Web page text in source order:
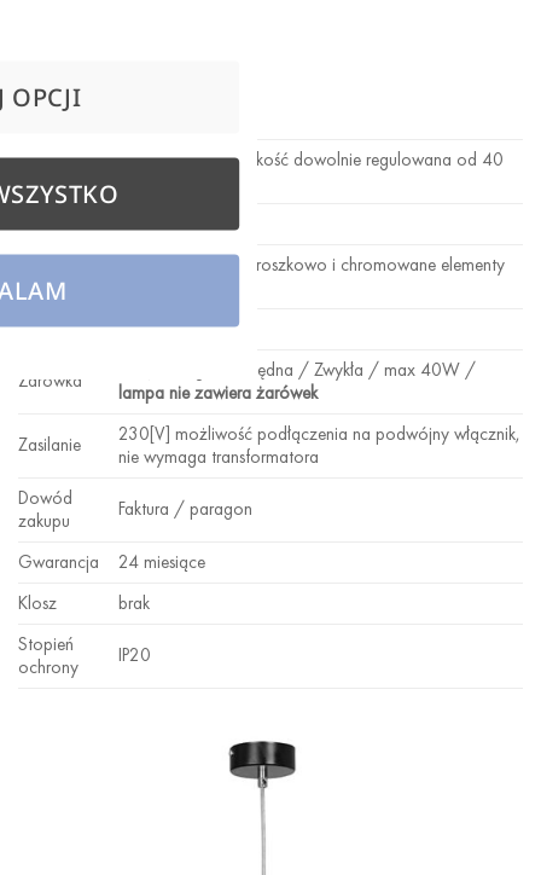
Nazwa
max. 80 cm., wysokość dowolnie regulowana od 40
Szerokość
30 cm.
Materiał
Metal malowany proszkowo i chromowane elementy
Oprawka
1xE27
Żarówka
LED / Energooszczędna / Zwykła / max 40W /
lampa nie zawiera żarówek
Zasilanie
230[V] możliwość podłączenia na podwójny włącznik,
nie wymaga transformatora
Dowód
zakupu
Faktura / paragon
Gwarancja
24 miesiące
Klosz
brak
Stopień
ochrony
IP20
OPCJI